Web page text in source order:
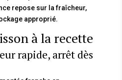
repose sur la fraîcheur,
approprié.
à la recette
rapide, arrêt dès